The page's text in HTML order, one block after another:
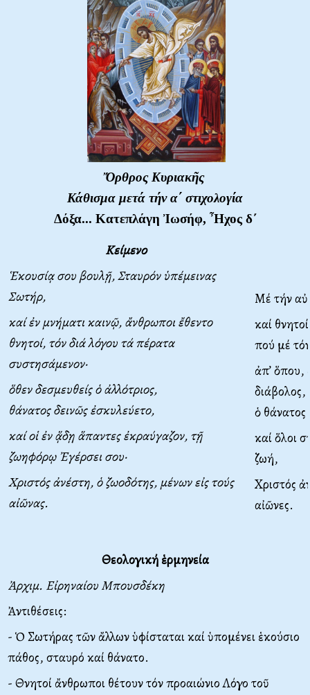
Ὄρθρος Κυριακῆς
Κάθισμα μετά τήν α΄ στιχολογία
Δόξα... Κατεπλάγη Ἰωσήφ, Ἦχος δ΄
Κείμενο
Ἑκουσίᾳ σου βουλῇ, Σταυρόν ὑπέμεινας
Σωτήρ,
καί ἐν μνήματι καινῷ, ἄνθρωποι ἔθεντο
θνητοί, τόν διά λόγου τά πέρατα
συστησάμενον·
ὅθεν δεσμευθείς ὁ ἀλλότριος,
θάνατος δεινῶς ἐσκυλεύετο,
καί οἱ ἐν ᾅδῃ ἅπαντες ἐκραύγαζον, τῇ
ζωηφόρῳ Ἐγέρσει σου·
Χριστός ἀνέστη, ὁ ζωοδότης, μένων εἰς τούς
αἰῶνας.
Μέ τήν
καί
πού μέ
ἀπ’ ὅπου,
διάβολος,
ὁ
καί ὅλοι
ζωή,
Χριστός
αἰῶνες.
Θεολογική ἑρμηνεία
Ἀρχιμ. Εἰρηναίου Μπουσδέκη
Ἀντιθέσεις:
- Ὁ Σωτήρας τῶν ἄλλων ὑφίσταται καί ὑπομένει ἑκούσιο
πάθος, σταυρό καί θάνατο.
- Θνητοί ἄνθρωποι θέτουν τόν προαιώνιο Λόγο τοῦ